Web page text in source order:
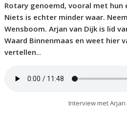
Rotary genoemd, vooral met hun
Niets is echter minder waar.
Wensboom. Arjan van Dijk is lid
Waard Binnenmaas en weet hier
vertellen...
Interview met Arjan